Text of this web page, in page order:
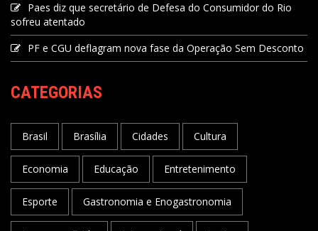
Paes diz que secretário de Defesa do Consumidor do Rio
sofreu atentado
PF e CGU deflagram nova fase da Operação Sem Desconto
CATEGORIAS
Brasil Brasília Cidades Cultura
Economia Educação Entretenimento
Esporte Gastronomia e Enogastronomia